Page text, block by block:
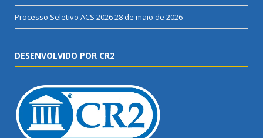
Processo Seletivo ACS 202628 de maio de 2026
DESENVOLVIDO POR CR2